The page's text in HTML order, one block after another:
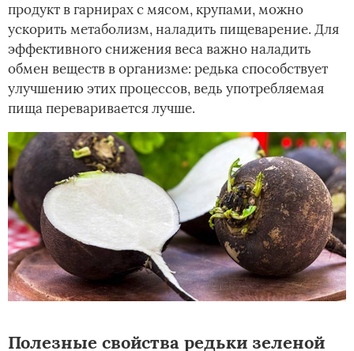
продукт в гарнирах с мясом, крупами, можно
ускорить метаболизм, наладить пищеварение. Для
эффективного снижения веса важно наладить
обмен веществ в организме: редька способствует
улучшению этих процессов, ведь употребляемая
пища переваривается лучше.
Полезные свойства редьки зеленой